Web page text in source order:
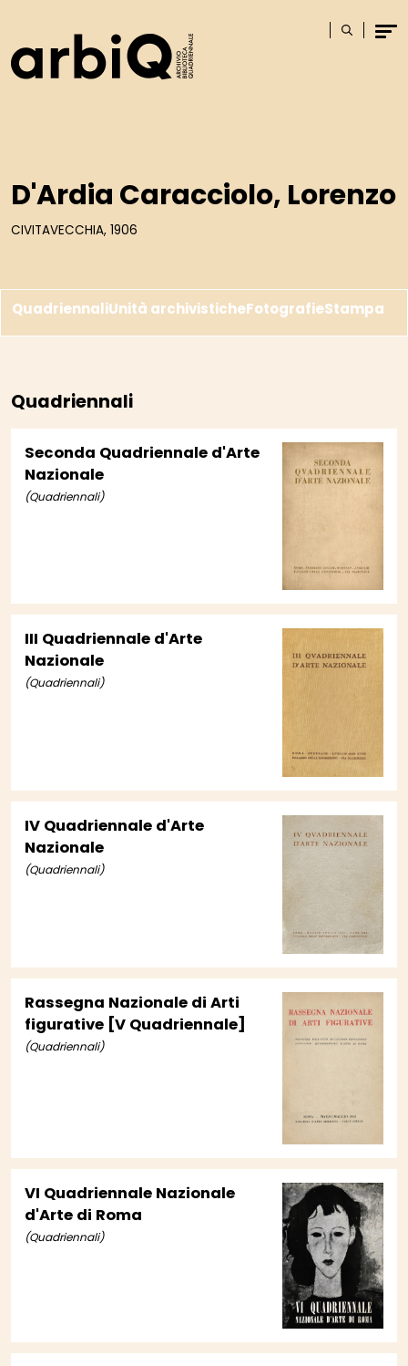
Cerca
D'Ardia Caracciolo, Lorenzo
CIVITAVECCHIA, 1906
QuadriennaliUnità archivisticheFotografieStampa
Quadriennali
Seconda Quadriennale d'Arte
Nazionale
(Quadriennali)
III Quadriennale d'Arte
Nazionale
(Quadriennali)
IV Quadriennale d'Arte
Nazionale
(Quadriennali)
Rassegna Nazionale di Arti
figurative [V Quadriennale]
(Quadriennali)
VI Quadriennale Nazionale
d'Arte di Roma
(Quadriennali)